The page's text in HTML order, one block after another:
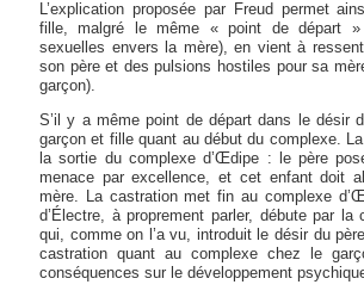
L’explication proposée par Freud permet
fille, malgré le même « point de départ
sexuelles envers la mère), en vient à
son père et des pulsions hostiles pour sa
garçon).
S’il y a même point de départ dans le désir
garçon et fille quant au début du complexe.
la sortie du complexe d’Œdipe : le père
menace par excellence, et cet enfant doit
mère. La castration met fin au complexe
d’Électre, à proprement parler, débute par
qui, comme on l’a vu, introduit le désir du
castration quant au complexe chez le
conséquences sur le développement